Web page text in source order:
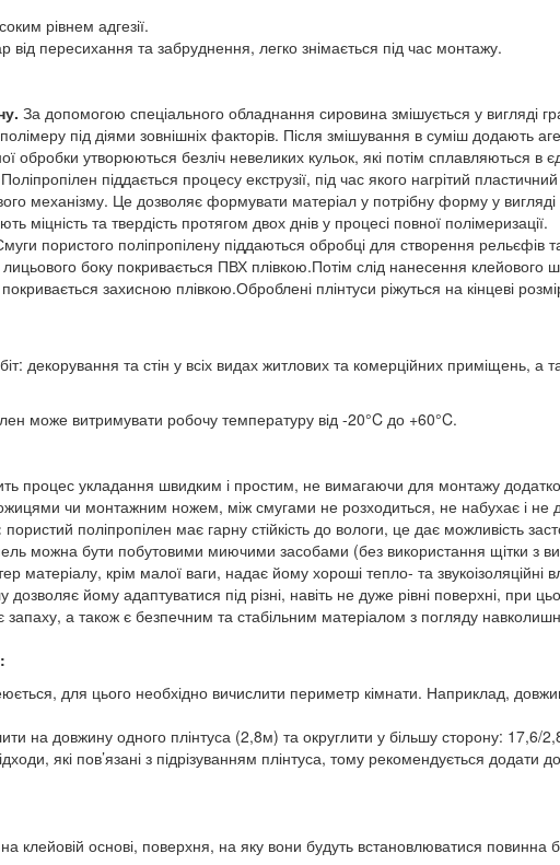
рівнем адгезії.
пересихання та забруднення, легко знімається під час монтажу.
За допомогою спеціального обладнання сировина змішується у вигляді
під діями зовнішніх факторів. Після змішування в суміш додають
обробки утворюються безліч невеликих кульок, які потім сплавляються
піддається процесу екструзії, під час якого нагрітий
механізму. Це дозволяє формувати матеріал у потрібну форму у
міцність та твердість протягом двох днів у процесі повної полімеризації.
пористого поліпропілену піддаються обробці для створення рельєфів
боку покривається ПВХ плівкою.Потім слід нанесення клейового
захисною плівкою.Оброблені плінтуси ріжуться на кінцеві
декорування та стін у всіх видах житлових та комерційних приміщень,
може витримувати робочу температуру від -20°C до +60°C.
процес укладання швидким і простим, не вимагаючи для монтажу
чи монтажним ножем, між смугами не розходиться, не набухає і не
пористий поліпропілен має гарну стійкість до вологи, це дає можливість
можна бути побутовими миючими засобами (без використання щітки з
матеріалу, крім малої ваги, надає йому хороші тепло- та звукоізоляційні
дозволяє йому адаптуватися під різні, навіть не дуже рівні поверхні, при
запаху, а також є безпечним та стабільним матеріалом з погляду
для цього необхідно вичислити периметр кімнати. Наприклад,
на довжину одного плінтуса (2,8м) та округлити у більшу сторону: 17,6/
які пов’язані з підрізуванням плінтуса, тому рекомендується додати
клейовій основі, поверхня, на яку вони будуть встановлюватися повинна